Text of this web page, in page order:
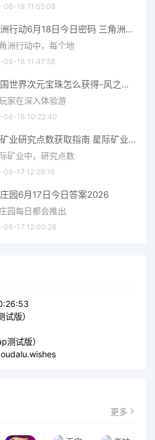
06-18 11:55:08
三角洲行动6月18日今日密码 三角洲行动2026年6月18今日摩斯密码分享
洲行动中，每个地
06-18 11:47:58
风之国世界次元宝珠怎么获得-风之国世界次元宝珠获取方法介绍
家在深入体验游
06-18 10:22:40
星际矿业研究点数获取指南 星际矿业研究点数获取方法
矿业中，研究点数
06-17 12:29:16
园6月17日今日答案2026
园每日都会推出
06-17 12:00:28
版）
测试版）
更多